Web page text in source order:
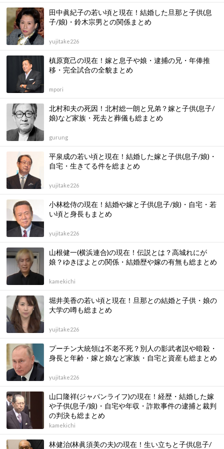
田中眞紀子の若い頃と現在！結婚した旦那と子供(息
子/娘)・鈴木宗男との関係まとめ
yujitake226
槙原寛己の現在！嫁と息子や娘・逮捕の兄・年俸推
移・完全試合の全貌まとめ
mpori
北村和夫の死因！北村総一朗と兄弟？嫁と子供(息子/
娘)など家族・死去と葬儀も総まとめ
gurung
平泉成の若い頃と現在！結婚した嫁と子供(息子/娘)・
自宅・生きてる件を総まとめ
yujitake226
小林稔侍の現在！結婚や嫁と子供(息子/娘)・自宅・若
い頃と身長もまとめ
yujitake226
山根健一(横浜連合)の現在！伝説とは？高城れにが
娘？ゆきぽよとの関係・結婚歴や嫁の有無も総まとめ
kamekichi
堀井美香の若い頃と現在！旦那との結婚と子供・娘の
大学の噂も総まとめ
yujitake226
プーチン大統領は不老不死？別人の影武者説や暗殺・
身長と年齢・嫁と娘など家族・自宅と資産も総まとめ
yujitake226
山口隆祥(ジャパンライフ)の現在！経歴・結婚した嫁
や子供(息子/娘)・自宅や年収・詐欺事件の逮捕と裁判
の判決も総まとめ
kamekichi
林健治(林眞須美の夫)の現在！生い立ちと子供(息子/